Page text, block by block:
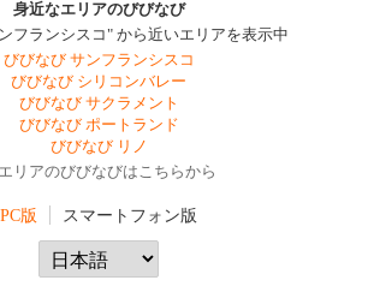
身近なエリアのびびなび
フランシスコ" から近いエリアを表示中
びびなび サンフランシスコ
びびなび シリコンバレー
びびなび サクラメント
びびなび ポートランド
びびなび リノ
リアのびびなびはこちらから
PC版 スマートフォン版